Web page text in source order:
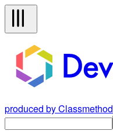
produced by Classmethod